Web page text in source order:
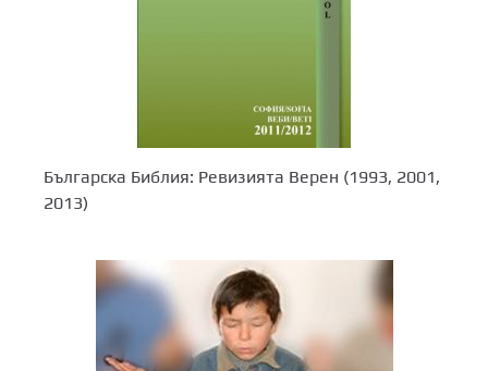
Българска Библия: Ревизията Верен (1993, 2001,
2013)